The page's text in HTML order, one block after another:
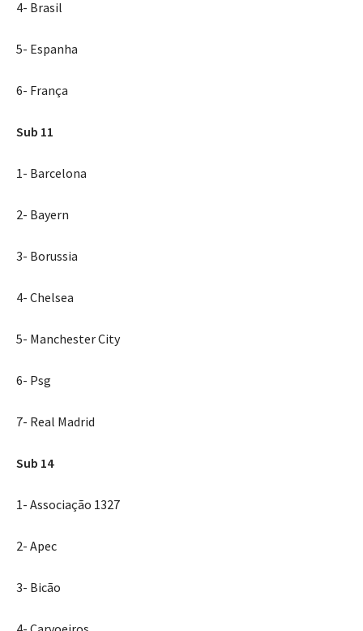
4- Brasil
5- Espanha
6- França
Sub 11
1- Barcelona
2- Bayern
3- Borussia
4- Chelsea
5- Manchester City
6- Psg
7- Real Madrid
Sub 14
1- Associação 1327
2- Apec
3- Bicão